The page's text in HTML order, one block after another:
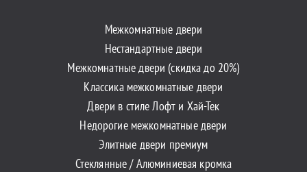
Межкомнатные двери
Нестандартные двери
Межкомнатные двери (скидка до 20%)
Классика межкомнатные двери
Двери в стиле Лофт и Хай-Тек
Недорогие межкомнатные двери
Элитные двери премиум
Стеклянные / Алюминиевая кромка